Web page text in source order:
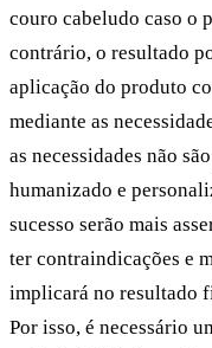
couro cabeludo caso o
contrário, o resultado
aplicação do produto
mediante as
as necessidades não
humanizado e
sucesso serão mais
ter contraindicações e
implicará no resultado
Por isso, é necessário